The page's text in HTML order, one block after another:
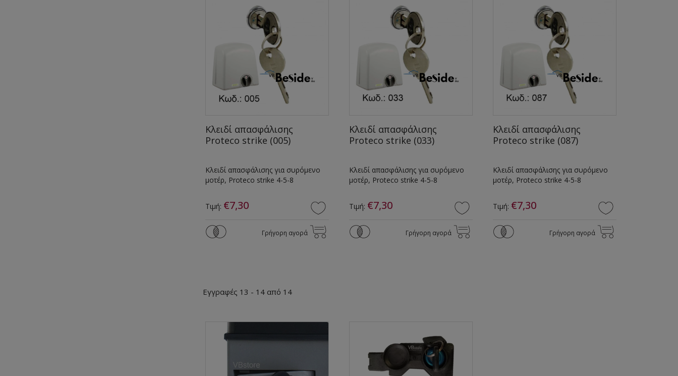
Κλειδί απασφάλισης
Proteco strike (005)
Κλειδί απασφάλισης για συρόμενο
μοτέρ, Proteco strike 4-5-8
Τιμή: €7,30
Γρήγορη αγορά
Κλειδί απασφάλισης
Proteco strike (033)
Κλειδί απασφάλισης για συρόμενο
μοτέρ, Proteco strike 4-5-8
Τιμή: €7,30
Γρήγορη αγορά
Κλειδί απασφάλισης
Proteco strike (087)
Κλειδί απασφάλισης για συρόμενο
μοτέρ, Proteco strike 4-5-8
Τιμή: €7,30
Γρήγορη αγορά
Εγγραφές 13 - 14 από 14